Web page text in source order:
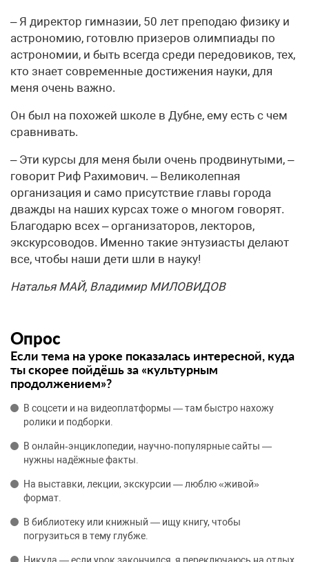
– Я директор гимназии, 50 лет преподаю физику и
астрономию, готовлю призеров олимпиады по
астрономии, и быть всегда среди передовиков, тех,
кто знает современные достижения науки, для
меня очень важно.
Он был на похожей школе в Дубне, ему есть с чем
сравнивать.
– Эти курсы для меня были очень продвинутыми, –
говорит Риф Рахимович. – Великолепная
организация и само присутствие главы города
дважды на наших курсах тоже о многом говорят.
Благодарю всех – организаторов, лекторов,
экскурсоводов. Именно такие энтузиасты делают
все, чтобы наши дети шли в науку!
Наталья МАЙ, Владимир МИЛОВИДОВ
Опрос
Если тема на уроке показалась интересной, куда
ты скорее пойдёшь за «культурным
продолжением»?
В соцсети и на видеоплатформы — там быстро нахожу
ролики и подборки.
В онлайн‑энциклопедии, научно‑популярные сайты —
нужны надёжные факты.
На выставки, лекции, экскурсии — люблю «живой»
формат.
В библиотеку или книжный — ищу книгу, чтобы
погрузиться в тему глубже.